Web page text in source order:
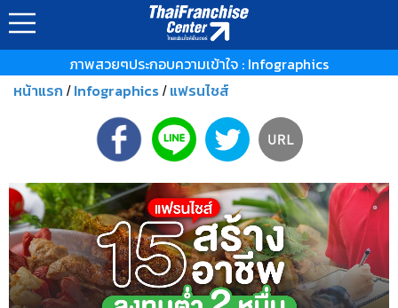
ภาพสวยๆประกอบความเข้าใจ : Infographics
หน้าแรก / Infographics / แฟรนไชส์